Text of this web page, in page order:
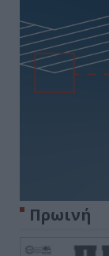
Πρωινή